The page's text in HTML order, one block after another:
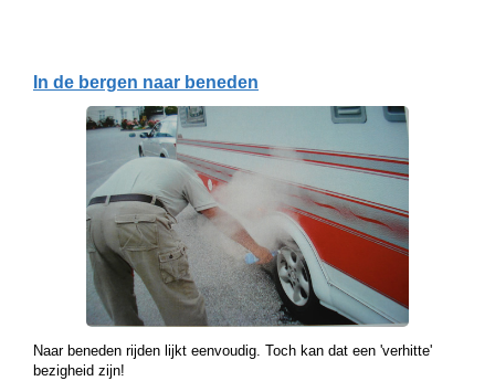
In de bergen naar beneden
Naar beneden rijden lijkt eenvoudig. Toch kan dat een 'verhitte'
bezigheid zijn!